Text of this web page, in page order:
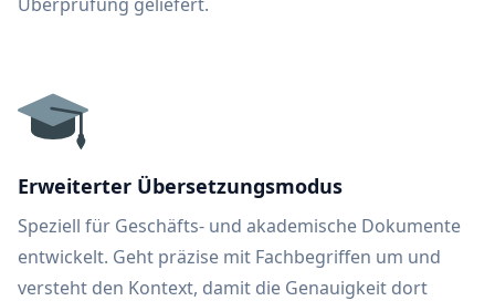
Erweiterter Übersetzungsmodus
Speziell für Geschäfts- und akademische Dokumente
entwickelt. Geht präzise mit Fachbegriffen um und
versteht den Kontext, damit die Genauigkeit dort